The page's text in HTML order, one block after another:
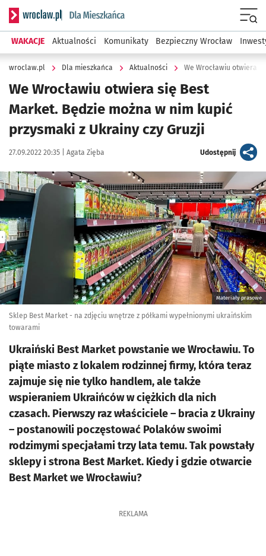
Serwis informacyjny wroclaw.pl podserwis: Dla mieszkańca
WAKACJE Aktualności Komunikaty Bezpieczny Wrocław
wroclaw.pl Dla mieszkańca Aktualności
We Wrocławiu otwiera się Best
Market. Będzie można w nim kupić
przysmaki z Ukrainy czy Gruzji
Data publikacji:
27.09.2022 20:35 | Autor:
Agata Zięba Udostępnijartykuł
Kliknij, aby powiększyć
Materiały prasowe
Sklep Best Market - na zdjęciu wnętrze z półkami wypełnionymi ukraińskim
towarami
Ukraiński Best Market powstanie we Wrocławiu. To
piąte miasto z lokalem rodzinnej firmy, która teraz
zajmuje się nie tylko handlem, ale także
wspieraniem Ukraińców w ciężkich dla nich
czasach. Pierwszy raz właściciele – bracia z Ukrainy
– postanowili poczęstować Polaków swoimi
rodzimymi specjałami trzy lata temu. Tak powstały
sklepy i strona Best Market. Kiedy i gdzie otwarcie
Best Market we Wrocławiu?
REKLAMA